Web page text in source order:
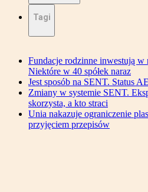
Tagi
Fundacje rodzinne inwestują w
Niektóre w 40 spółek naraz
Jest sposób na SENT. Status
Zmiany w systemie SENT.
skorzysta, a kto straci
Unia nakazuje ograniczenie
przyjęciem przepisów